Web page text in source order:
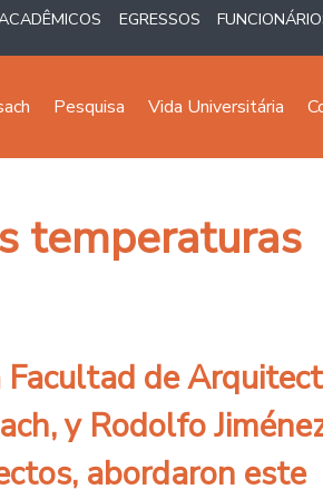
EGRESSOS
Pesquisa Vida Universitária
temperaturas
Facultad de
y Rodolfo
abordaron este